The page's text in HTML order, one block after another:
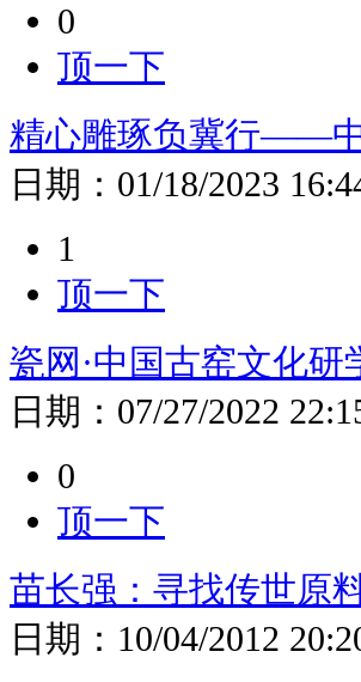
0
顶一下
精心雕琢负冀行——
日期： 01/18/2023
1
顶一下
瓷网·中国古窑文化研
日期： 07/27/2022
0
顶一下
苗长强：寻找传世原
日期： 10/04/2012